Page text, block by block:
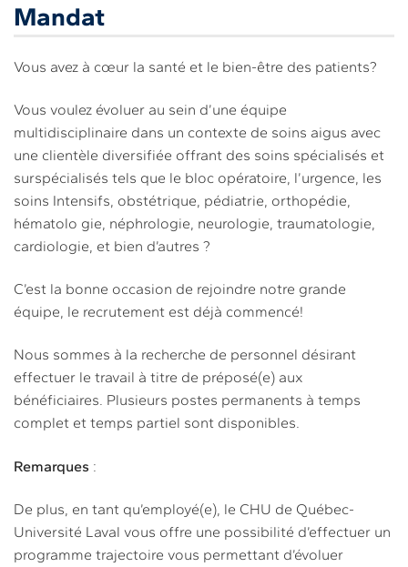
Mandat
Vous avez à cœur la santé et le bien-être des patients?
Vous voulez évoluer au sein d’une équipe
multidisciplinaire dans un contexte de soins aigus avec
une clientèle diversifiée offrant des soins spécialisés et
surspécialisés tels que le bloc opératoire, l’urgence, les
soins Intensifs, obstétrique, pédiatrie, orthopédie,
hématolo gie, néphrologie, neurologie, traumatologie,
cardiologie, et bien d’autres ?
C’est la bonne occasion de rejoindre notre grande
équipe, le recrutement est déjà commencé!
Nous sommes à la recherche de personnel désirant
effectuer le travail à titre de préposé(e) aux
bénéficiaires. Plusieurs postes permanents à temps
complet et temps partiel sont disponibles.
Remarques :
De plus, en tant qu’employé(e), le CHU de Québec-
Université Laval vous offre une possibilité d’effectuer un
programme trajectoire vous permettant d’évoluer